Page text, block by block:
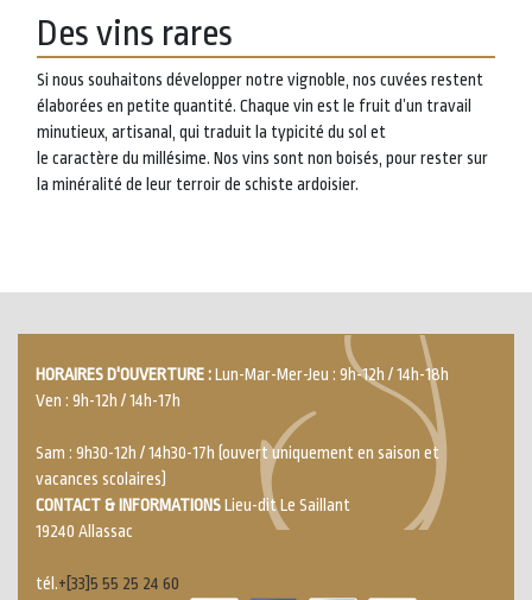
Des vins rares
Si nous souhaitons développer notre vignoble, nos cuvées restent
élaborées en petite quantité. Chaque vin est le fruit d’un travail
minutieux, artisanal, qui traduit la typicité du sol et
le caractère du millésime. Nos vins sont non boisés, pour rester sur
la minéralité de leur terroir de schiste ardoisier.
HORAIRES D'OUVERTURE :Lun-Mar-Mer-Jeu : 9h-12h / 14h-18h
Ven : 9h-12h / 14h-17h
Sam : 9h30-12h / 14h30-17h (ouvert uniquement en saison et
vacances scolaires)
CONTACT & INFORMATIONSLieu-dit Le Saillant
19240 Allassac
tél.+[33]5 55 25 24 60